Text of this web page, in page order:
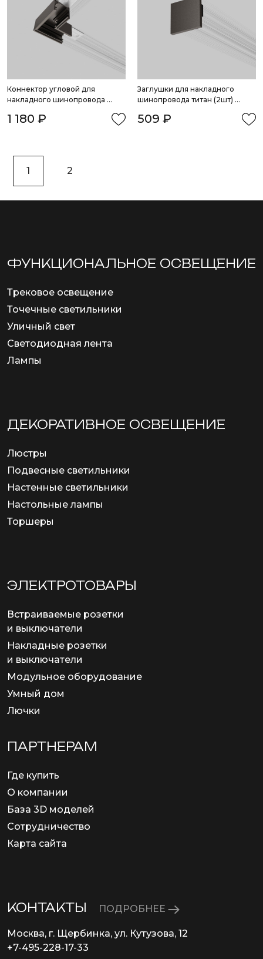
Коннектор угловой для
накладного шинопровода
1 180 ₽
Заглушки для накладного
шинопровода титан (2шт)
509 ₽
1 2
ФУНКЦИОНА­ЛЬНОЕ ОСВЕЩЕНИЕ
Трековое освещение
Точечные светильники
Уличный свет
Светодиодная лента
Лампы
ДЕКОРАТИВНОЕ ОСВЕЩЕНИЕ
Люстры
Подвесные светильники
Настенные светильники
Настольные лампы
Торшеры
ЭЛЕКТРОТОВАРЫ
Встраиваемые розетки
и выключатели
Накладные розетки
и выключатели
Модульное оборудование
Умный дом
Лючки
ПАРТНЕРАМ
Где купить
О компании
База 3D моделей
Сотрудничество
Карта сайта
КОНТАКТЫ ПОДРОБНЕЕ
Москва, г. Щербинка, ул. Кутузова, 12
+7-495-228-17-33